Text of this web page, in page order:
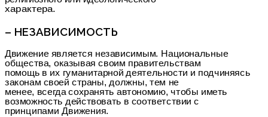
характера.
– НЕЗАВИСИМОСТЬ
Движение является независимым. Национальные
общества, оказывая своим правительствам
помощь в их гуманитарной деятельности и подчиняясь
законам своей страны, должны, тем не
менее, всегда сохранять автономию, чтобы иметь
возможность действовать в соответствии с
принципами Движения.